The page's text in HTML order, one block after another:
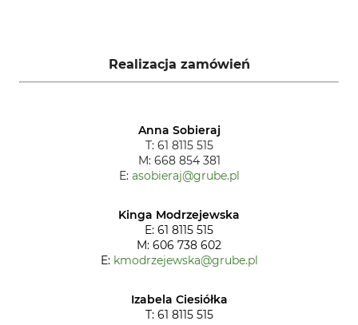
Realizacja zamówień
Anna Sobieraj
T: 61 8115 515
M: 668 854 381
E: asobieraj@grube.pl
Kinga Modrzejewska
E: 61 8115 515
M: 606 738 602
E: kmodrzejewska@grube.pl
Izabela Ciesiółka
T: 61 8115 515